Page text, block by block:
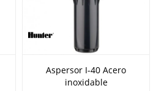
Aspersor I-40 Acero
inoxidable